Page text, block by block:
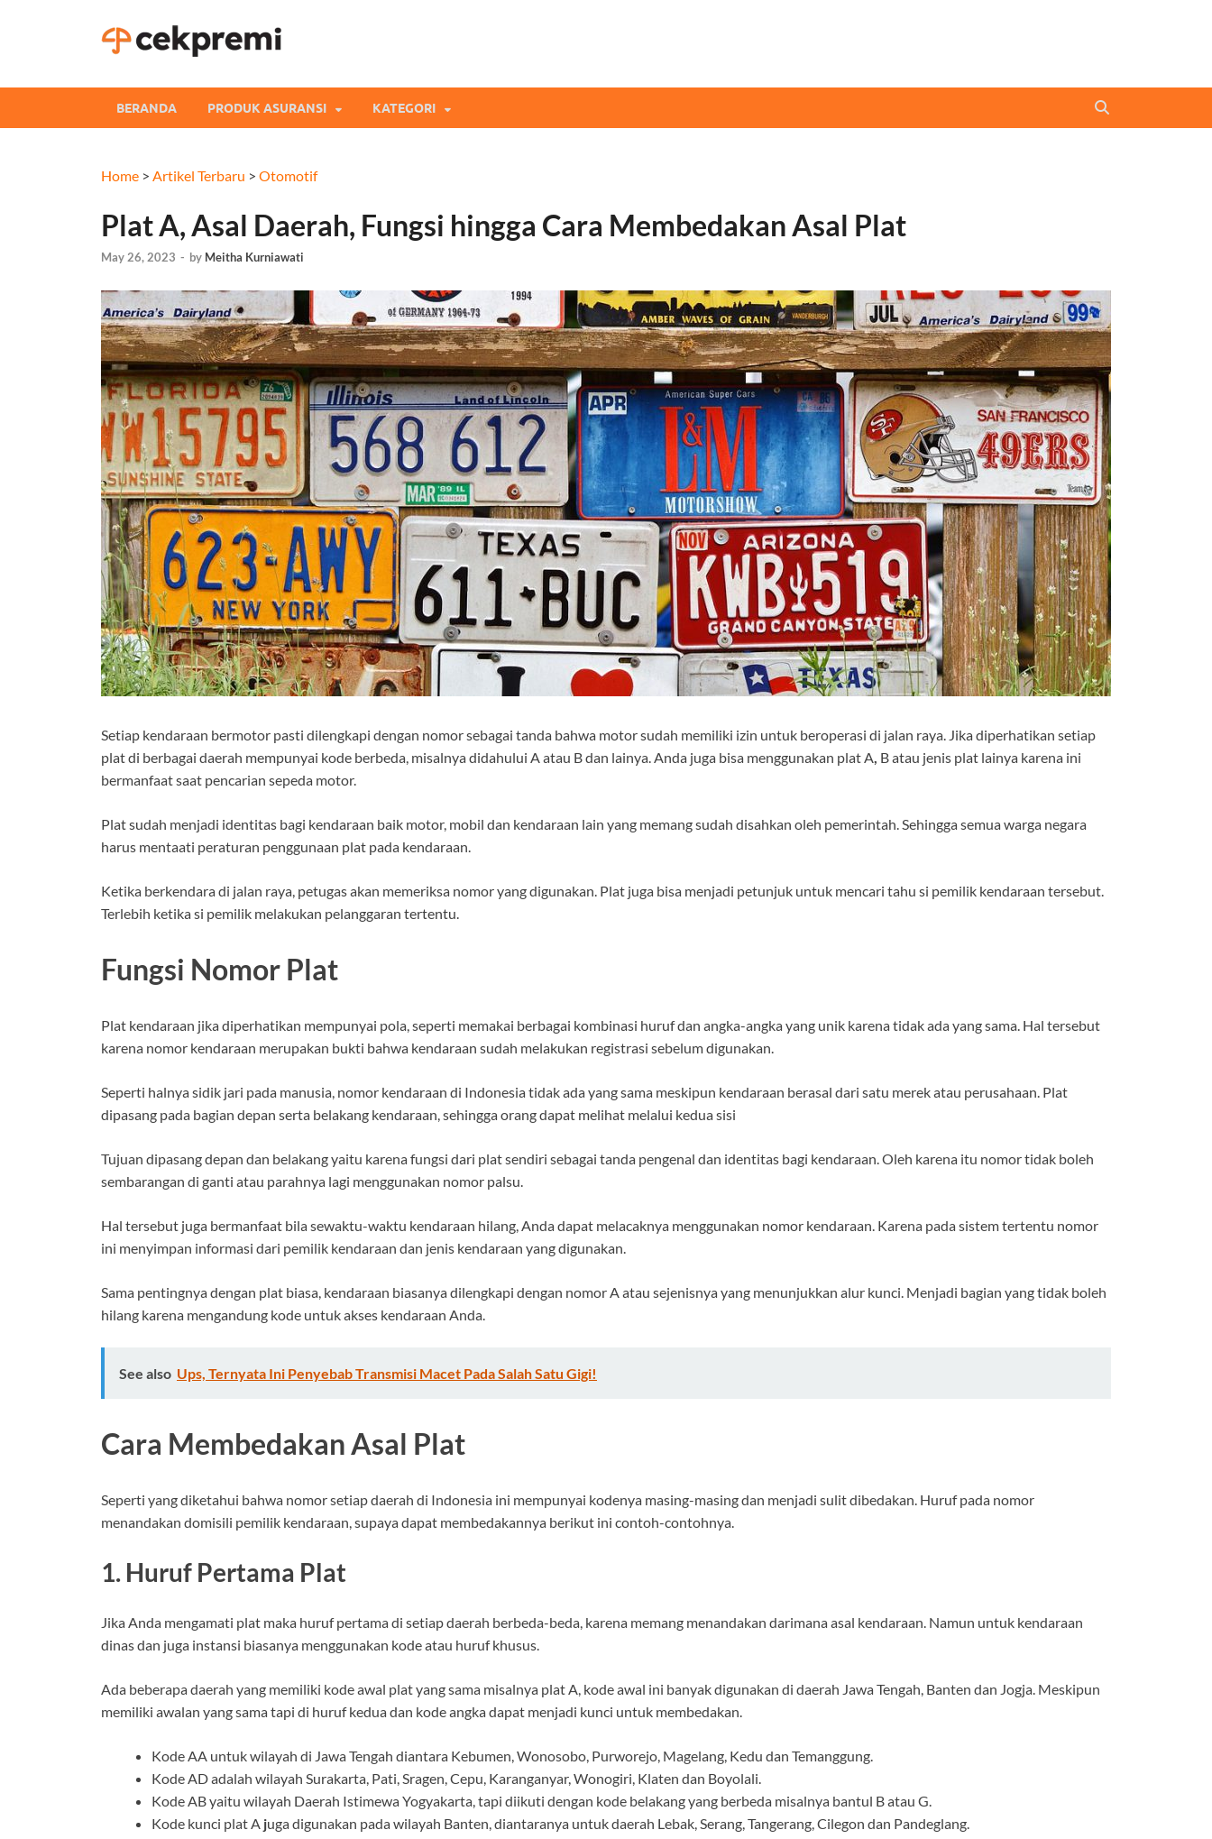
BERANDA PRODUK ASURANSI KATEGORI
Home > Artikel Terbaru > Otomotif
Plat A, Asal Daerah, Fungsi hingga Cara Membedakan Asal Plat
May 26, 2023 - by Meitha Kurniawati
Setiap kendaraan bermotor pasti dilengkapi dengan nomor sebagai tanda bahwa motor sudah memiliki izin untuk beroperasi di jalan raya. Jika diperhatikan setiap
plat di berbagai daerah mempunyai kode berbeda, misalnya didahului A atau B dan lainya. Anda juga bisa menggunakan plat A, B atau jenis plat lainya karena ini
bermanfaat saat pencarian sepeda motor.
Plat sudah menjadi identitas bagi kendaraan baik motor, mobil dan kendaraan lain yang memang sudah disahkan oleh pemerintah. Sehingga semua warga negara
harus mentaati peraturan penggunaan plat pada kendaraan.
Ketika berkendara di jalan raya, petugas akan memeriksa nomor yang digunakan. Plat juga bisa menjadi petunjuk untuk mencari tahu si pemilik kendaraan tersebut.
Terlebih ketika si pemilik melakukan pelanggaran tertentu.
Fungsi Nomor Plat
Plat kendaraan jika diperhatikan mempunyai pola, seperti memakai berbagai kombinasi huruf dan angka-angka yang unik karena tidak ada yang sama. Hal tersebut
karena nomor kendaraan merupakan bukti bahwa kendaraan sudah melakukan registrasi sebelum digunakan.
Seperti halnya sidik jari pada manusia, nomor kendaraan di Indonesia tidak ada yang sama meskipun kendaraan berasal dari satu merek atau perusahaan. Plat
dipasang pada bagian depan serta belakang kendaraan, sehingga orang dapat melihat melalui kedua sisi
Tujuan dipasang depan dan belakang yaitu karena fungsi dari plat sendiri sebagai tanda pengenal dan identitas bagi kendaraan. Oleh karena itu nomor tidak boleh
sembarangan di ganti atau parahnya lagi menggunakan nomor palsu.
Hal tersebut juga bermanfaat bila sewaktu-waktu kendaraan hilang, Anda dapat melacaknya menggunakan nomor kendaraan. Karena pada sistem tertentu nomor
ini menyimpan informasi dari pemilik kendaraan dan jenis kendaraan yang digunakan.
Sama pentingnya dengan plat biasa, kendaraan biasanya dilengkapi dengan nomor A atau sejenisnya yang menunjukkan alur kunci. Menjadi bagian yang tidak boleh
hilang karena mengandung kode untuk akses kendaraan Anda.
See also Ups, Ternyata Ini Penyebab Transmisi Macet Pada Salah Satu Gigi!
Cara Membedakan Asal Plat
Seperti yang diketahui bahwa nomor setiap daerah di Indonesia ini mempunyai kodenya masing-masing dan menjadi sulit dibedakan. Huruf pada nomor
menandakan domisili pemilik kendaraan, supaya dapat membedakannya berikut ini contoh-contohnya.
1. Huruf Pertama Plat
Jika Anda mengamati plat maka huruf pertama di setiap daerah berbeda-beda, karena memang menandakan darimana asal kendaraan. Namun untuk kendaraan
dinas dan juga instansi biasanya menggunakan kode atau huruf khusus.
Ada beberapa daerah yang memiliki kode awal plat yang sama misalnya plat A, kode awal ini banyak digunakan di daerah Jawa Tengah, Banten dan Jogja. Meskipun
memiliki awalan yang sama tapi di huruf kedua dan kode angka dapat menjadi kunci untuk membedakan.
Kode AA untuk wilayah di Jawa Tengah diantara Kebumen, Wonosobo, Purworejo, Magelang, Kedu dan Temanggung.
Kode AD adalah wilayah Surakarta, Pati, Sragen, Cepu, Karanganyar, Wonogiri, Klaten dan Boyolali.
Kode AB yaitu wilayah Daerah Istimewa Yogyakarta, tapi diikuti dengan kode belakang yang berbeda misalnya bantul B atau G.
Kode kunci plat A juga digunakan pada wilayah Banten, diantaranya untuk daerah Lebak, Serang, Tangerang, Cilegon dan Pandeglang.